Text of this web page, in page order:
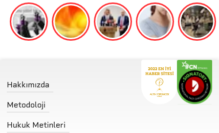
Hakkımızda
Metodoloji
Hukuk Metinleri